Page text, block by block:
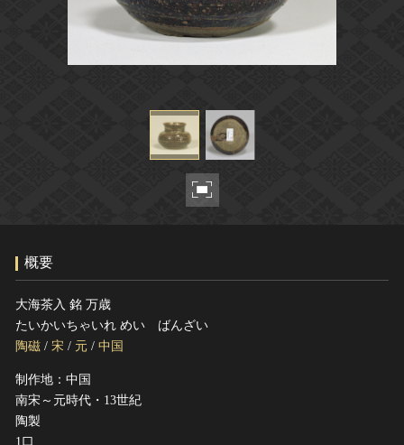
カテゴリで見る
世界遺産と無形文化遺産
全国の美術館・博物館
文化庁よりご挨拶
今月のみどころ
お知らせ一覧
このサイトについて
関連サイトリンク
サイトマップ
サイトのご意見はこちら
文化遺産データベース
国指定文化財等データベース
概要
大海茶入 銘 万歳
たいかいちゃいれ めい ばんざい
陶磁 / 宋 / 元 / 中国
制作地：中国
南宋～元時代・13世紀
陶製
1口